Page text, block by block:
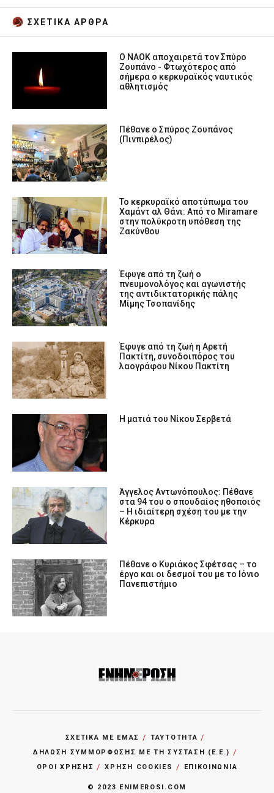
ΣΧΕΤΙΚA AΡΘΡΑ
Ο ΝΑΟΚ αποχαιρετά τον Σπύρο
Ζουπάνο - Φτωχότερος από
σήμερα ο κερκυραϊκός ναυτικός
αθλητισμός
Πέθανε ο Σπύρος Ζουπάνος
(Πινπιρέλος)
Το κερκυραϊκό αποτύπωμα του
Χαμάντ αλ Θάνι: Από το Miramare
στην πολύκροτη υπόθεση της
Ζακύνθου
Έφυγε από τη ζωή ο
πνευμονολόγος και αγωνιστής
της αντιδικτατορικής πάλης
Μίμης Τσοπανίδης
Έφυγε από τη ζωή η Αρετή
Πακτίτη, συνοδοιπόρος του
λαογράφου Νίκου Πακτίτη
Η ματιά του Νίκου Σερβετά
Άγγελος Αντωνόπουλος: Πέθανε
στα 94 του ο σπουδαίος ηθοποιός
– Η ιδιαίτερη σχέση του με την
Κέρκυρα
Πέθανε ο Κυριάκος Σφέτσας – το
έργο και οι δεσμοί του με το Ιόνιο
Πανεπιστήμιο
ΣΧΕΤΙΚΑ ΜΕ ΕΜΑΣ
ΤΑΥΤΟΤΗΤΑ
ΔΗΛΩΣΗ ΣΥΜΜΟΡΦΩΣΗΣ ΜΕ ΤΗ ΣΥΣΤΑΣΗ (Ε.Ε.)
ΌΡΟΙ ΧΡΗΣΗΣ
ΧΡΗΣΗ COOKIES ΕΠΙΚΟΙΝΩΝΙΑ
© 2023 ENIMEROSI.COM